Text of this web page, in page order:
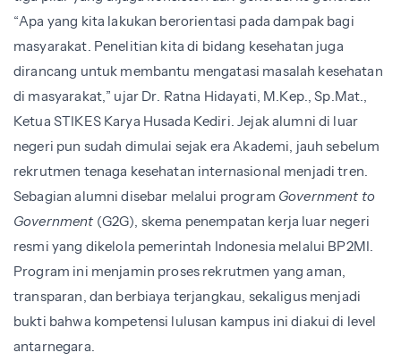
“Apa yang kita lakukan berorientasi pada dampak bagi
masyarakat. Penelitian kita di bidang kesehatan juga
dirancang untuk membantu mengatasi masalah kesehatan
di masyarakat,” ujar Dr. Ratna Hidayati, M.Kep., Sp.Mat.,
Ketua STIKES Karya Husada Kediri. Jejak alumni di luar
negeri pun sudah dimulai sejak era Akademi, jauh sebelum
rekrutmen tenaga kesehatan internasional menjadi tren.
Sebagian alumni disebar melalui program Government to
Government (G2G), skema penempatan kerja luar negeri
resmi yang dikelola pemerintah Indonesia melalui BP2MI.
Program ini menjamin proses rekrutmen yang aman,
transparan, dan berbiaya terjangkau, sekaligus menjadi
bukti bahwa kompetensi lulusan kampus ini diakui di level
antarnegara.